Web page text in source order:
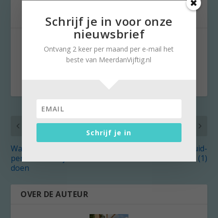
VORIG
Wat een ‘50plus’-
pensioen met je kan
doen
VOLGENDE
Zomer in Zuid-
Nederland (1)
OVER DE AUTEUR
Schrijf je in voor onze
nieuwsbrief
Ontvang 2 keer per maand per e-mail het
beste van MeerdanVijftig.nl
Schrijf je in